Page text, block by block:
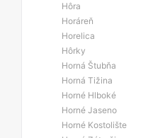
Hôra
Horáreň
Horelica
Hôrky
Horná Štubňa
Horná Tižina
Horné Hlboké
Horné Jaseno
Horné Kostolište